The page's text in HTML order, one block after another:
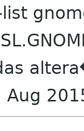
Aug